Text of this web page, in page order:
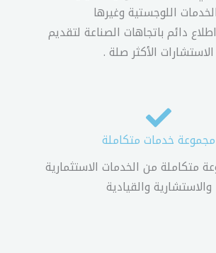
اللوجستية وغيرها
دائم باتجاهات الصناعة لتقديم
الاستشارات الأكثر صلة .
مجموعة خدمات متكاملة
متكاملة من الخدمات الاستثمارية
والاستشارية والقيادية